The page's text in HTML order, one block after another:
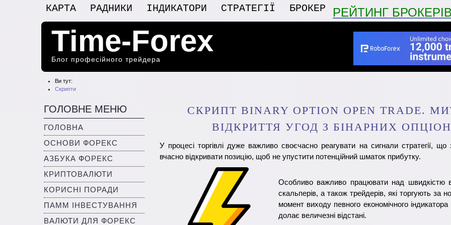
КАРТА РАДНИКИ ІНДИКАТОРИ СТРАТЕГІЇ БРОКЕР РЕЙТИНГ
Time-Forex
Блог професійного трейдера
Ви тут:
Скрипти
ГОЛОВНЕ МЕНЮ
ГОЛОВНА
ОСНОВИ ФОРЕКС
АЗБУКА ФОРЕКС
КРИПТОВАЛЮТИ
КОРИСНІ ПОРАДИ
ПАММ ІНВЕСТУВАННЯ
ВАЛЮТИ ДЛЯ ФОРЕКС
СКРИПТ BINARY OPTION OPEN TRADE.
ВІДКРИТТЯ УГОД З БІНАРНИХ
У процесі торгівлі дуже важливо своєчасно реагувати на сигнали стратегії,
вчасно відкривати позицію, щоб не упустити потенційний шматок прибутку.
Особливо важливо працювати над швидкістю
скальперів, а також трейдерів, які торгують за
момент виходу певного економічного
долає величезні відстані.